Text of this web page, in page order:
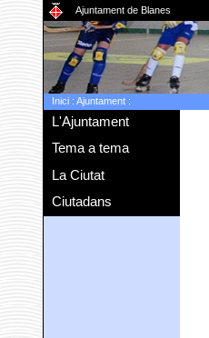
Ajuntament de Blanes
Inici: Ajuntament:
L'Ajuntament
Tema a tema
La Ciutat
Ciutadans